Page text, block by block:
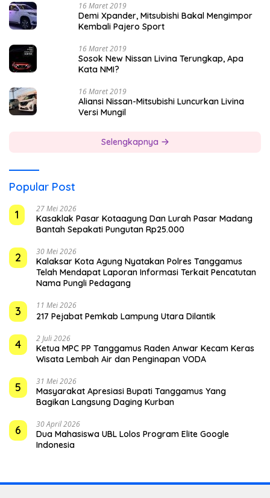
16 Maret 2019
Demi Xpander, Mitsubishi Bakal Mengimpor
Kembali Pajero Sport
16 Maret 2019
Sosok New Nissan Livina Terungkap, Apa
Kata NMI?
16 Maret 2019
Aliansi Nissan-Mitsubishi Luncurkan Livina
Versi Mungil
Selengkapnya
Popular Post
1
27 Mei 2026
Kasaklak Pasar Kotaagung Dan Lurah Pasar Madang
Bantah Sepakati Pungutan Rp25.000
2 30 Mei 2026
Kalaksar Kota Agung Nyatakan Polres Tanggamus
Telah Mendapat Laporan Informasi Terkait Pencatutan
Nama Pungli Pedagang
3 11 Mei 2026
217 Pejabat Pemkab Lampung Utara Dilantik
4 2 Juli 2026
Ketua MPC PP Tanggamus Raden Anwar Kecam Keras
Wisata Lembah Air dan Penginapan VODA
5 31 Mei 2026
Masyarakat Apresiasi Bupati Tanggamus Yang
Bagikan Langsung Daging Kurban
6 30 April 2026
Dua Mahasiswa UBL Lolos Program Elite Google
Indonesia